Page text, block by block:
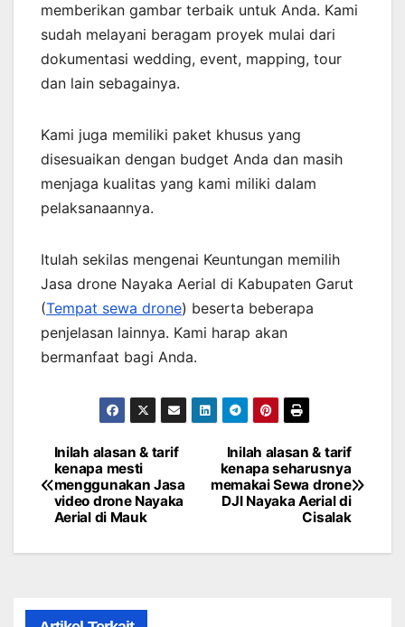
memberikan gambar terbaik untuk Anda. Kami
sudah melayani beragam proyek mulai dari
dokumentasi wedding, event, mapping, tour
dan lain sebagainya.
Kami juga memiliki paket khusus yang
disesuaikan dengan budget Anda dan masih
menjaga kualitas yang kami miliki dalam
pelaksanaannya.
Itulah sekilas mengenai Keuntungan memilih
Jasa drone Nayaka Aerial di Kabupaten Garut
(Tempat sewa drone) beserta beberapa
penjelasan lainnya. Kami harap akan
bermanfaat bagi Anda.
Post
navigation
Inilah alasan & tarif
kenapa seharusnya
memakai Sewa drone
DJI Nayaka Aerial di
Cisalak
Inilah alasan & tarif
kenapa mesti
menggunakan Jasa
video drone Nayaka
Aerial di Mauk